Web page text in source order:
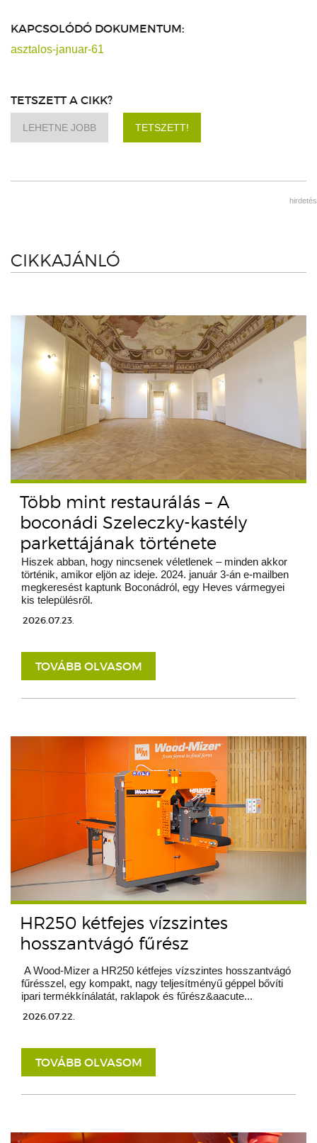
KAPCSOLÓDÓ DOKUMENTUM:
asztalos-januar-61
TETSZETT A CIKK?
LEHETNE JOBB TETSZETT!
hirdetés
CIKKAJÁNLÓ
Több mint restaurálás – A
boconádi Szeleczky-kastély
parkettájának története
Hiszek abban, hogy nincsenek véletlenek – minden akkor
történik, amikor eljön az ideje. 2024. január 3-án e-mailben
megkeresést kaptunk Boconádról, egy Heves vármegyei
kis településről.
2026.07.23.
TOVÁBB OLVASOM
HR250 kétfejes vízszintes
hosszantvágó fűrész
A Wood-Mizer a HR250 kétfejes vízszintes hosszantvágó
fűrésszel, egy kompakt, nagy teljesítményű géppel bővíti
ipari termékkínálatát, raklapok és fűrész&aacute...
2026.07.22.
TOVÁBB OLVASOM